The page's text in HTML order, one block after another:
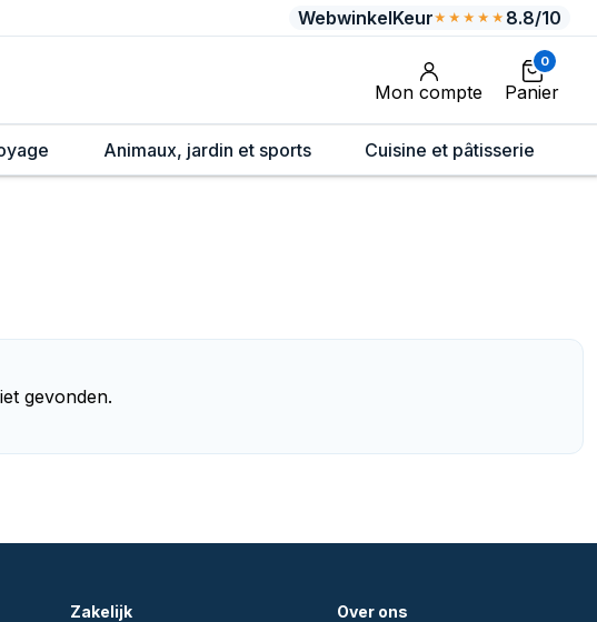
WebwinkelKeur★★★★★ 8.8/10
Mon compte
0
Panier
Animaux, jardin et sports Cuisine et pâtisserie
gevonden.
Zakelijk Over ons